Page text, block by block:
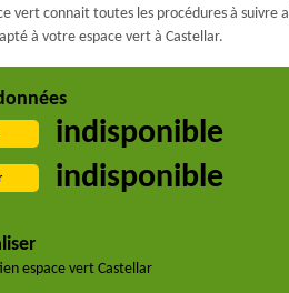
vert connait toutes les procédures à suivre
à votre espace vert à Castellar.
indisponible
indisponible
espace vert Castellar